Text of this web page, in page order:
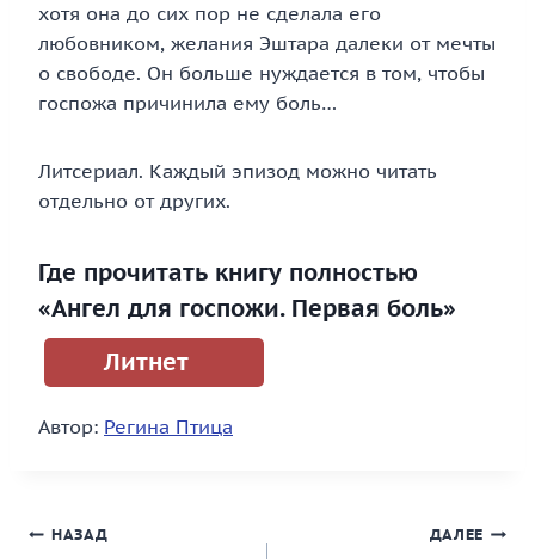
хотя она до сих пор не сделала его
любовником, желания Эштара далеки от мечты
о свободе. Он больше нуждается в том, чтобы
госпожа причинила ему боль…
Литсериал. Каждый эпизод можно читать
отдельно от других.
Где прочитать книгу полностью
«Ангел для госпожи. Первая боль»
Литнет
Автор: Регина Птица
Навигация
НАЗАД ДАЛЕЕ